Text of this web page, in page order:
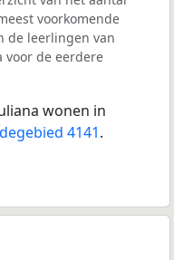
voorkomende
de leerlingen van
voor de eerdere
wonen in
4141.